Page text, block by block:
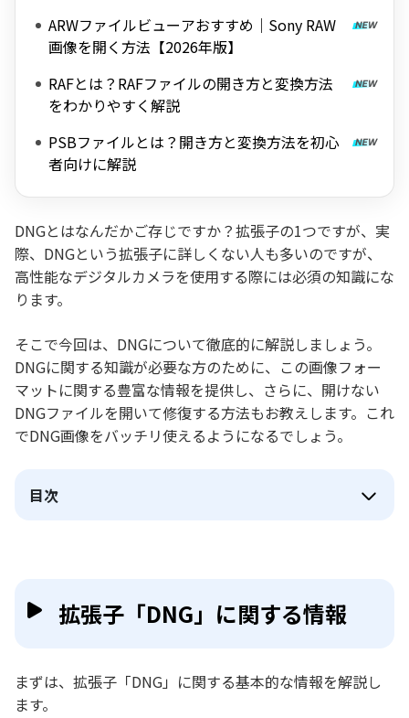
ARWファイルビューアおすすめ｜Sony RAW
画像を開く方法【2026年版】
RAFとは？RAFファイルの開き方と変換方法
をわかりやすく解説
PSBファイルとは？開き方と変換方法を初心
者向けに解説
DNGとはなんだかご存じですか？拡張子の1つですが、実
際、DNGという拡張子に詳しくない人も多いのですが、
高性能なデジタルカメラを使用する際には必須の知識にな
ります。
そこで今回は、DNGについて徹底的に解説しましょう。
DNGに関する知識が必要な方のために、この画像フォー
マットに関する豊富な情報を提供し、さらに、開けない
DNGファイルを開いて修復する方法もお教えします。これ
でDNG画像をバッチリ使えるようになるでしょう。
目次
拡張子「DNG」に関する情報
まずは、拡張子「DNG」に関する基本的な情報を解説し
ます。